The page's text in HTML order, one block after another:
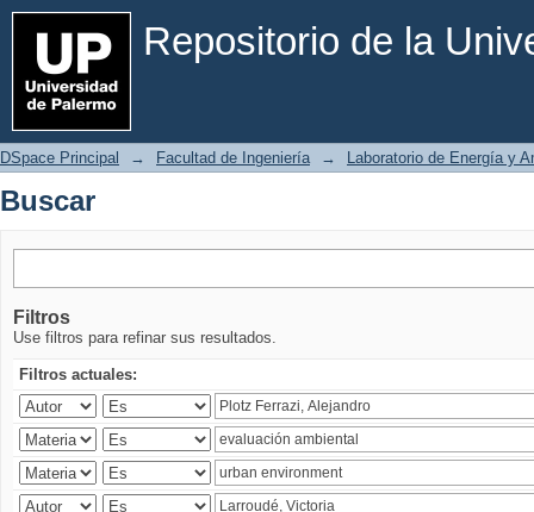
Repositorio de la
Buscar
DSpace Principal → Facultad de Ingeniería → Laboratorio de Energía y
Buscar
Filtros
Use filtros para refinar sus resultados.
Filtros actuales: